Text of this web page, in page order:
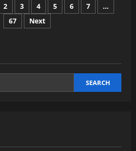
2 3 4 5 6 7
…
67
Next
SEARCH